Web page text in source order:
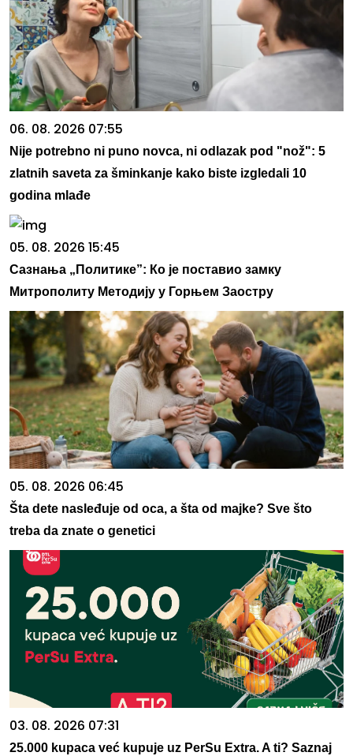
06. 08. 2026 07:55
Nije potrebno ni puno novca, ni odlazak pod "nož": 5
zlatnih saveta za šminkanje kako biste izgledali 10
godina mlađe
05. 08. 2026 15:45
Сазнања „Политике”: Ко је поставио замку
Митрополиту Методију у Горњем Заостру
05. 08. 2026 06:45
Šta dete nasleđuje od oca, a šta od majke? Sve što
treba da znate o genetici
03. 08. 2026 07:31
25.000 kupaca već kupuje uz PerSu Extra. A ti? Saznaj